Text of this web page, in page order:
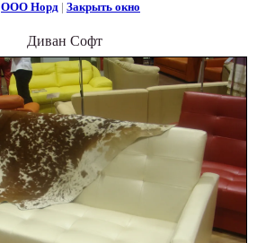
ООО Норд | Закрыть окно
Диван Софт